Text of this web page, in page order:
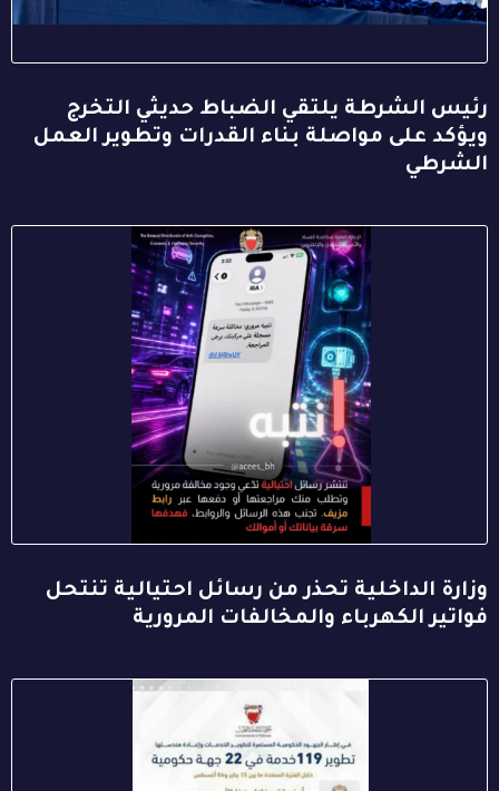
رئيس الشرطة يلتقي الضباط حديثي التخرج
ويؤكد على مواصلة بناء القدرات وتطوير العمل
الشرطي
وزارة الداخلية تحذر من رسائل احتيالية تنتحل
فواتير الكهرباء والمخالفات المرورية